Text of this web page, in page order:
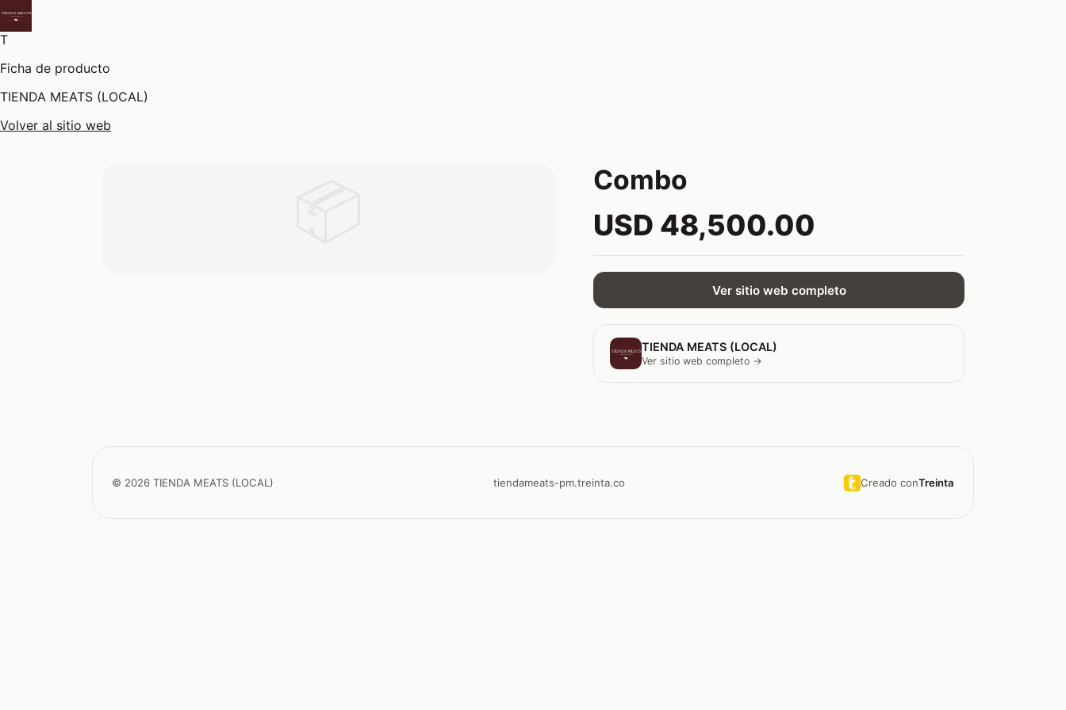
T
Ficha de producto
TIENDA MEATS (LOCAL)
Volver al sitio web
Combo
USD 48,500.00
Ver sitio web completo
TIENDA MEATS (LOCAL)
Ver sitio web completo →
© 2026 TIENDA MEATS (LOCAL) tiendameats-pm.treinta.co Creado conTreinta